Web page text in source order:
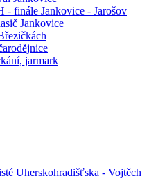
- finále Jankovice - Jarošov
Jankovice
jarmark
Uherskohradišťska - Vojtěch